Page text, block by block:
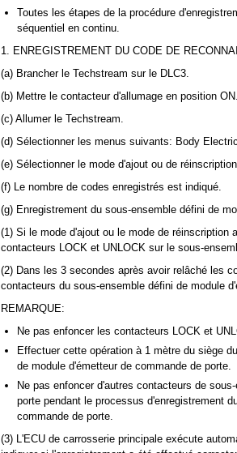
Toutes les étapes de la procédure
séquentiel en continu.
1. ENREGISTREMENT DU CODE DE
(a) Brancher le Techstream sur le DLC3.
(b) Mettre le contacteur d'allumage en position ON.
(c) Allumer le Techstream.
(d) Sélectionner les menus suivants: Body
(e) Sélectionner le mode d'ajout ou de
(f) Le nombre de codes enregistrés est indiqué.
(g) Enregistrement du sous-ensemble défini de
(1) Si le mode d'ajout ou le mode de réinscription
contacteurs LOCK et UNLOCK sur le sous-
(2) Dans les 3 secondes après avoir relâché les
contacteurs du sous-ensemble défini de module
REMARQUE:
Ne pas enfoncer les contacteurs LOCK et
Effectuer cette opération à 1 mètre du siège
de module d'émetteur de commande de porte.
Ne pas enfoncer d'autres contacteurs de
porte pendant le processus d'enregistrement
commande de porte.
(3) L'ECU de carrosserie principale exécute